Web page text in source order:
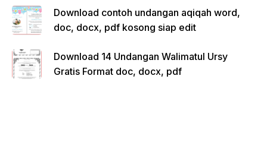
Download contoh undangan aqiqah word,
doc, docx, pdf kosong siap edit
Download 14 Undangan Walimatul Ursy
Gratis Format doc, docx, pdf